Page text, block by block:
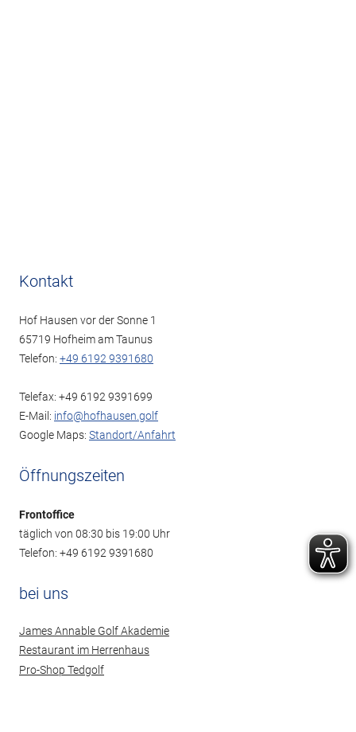
Kontakt
Hof Hausen vor der Sonne 1
65719 Hofheim am Taunus
Telefon: +49 6192 9391680
Telefax: +49 6192 9391699
E-Mail: info@hofhausen.golf
Google Maps: Standort/Anfahrt
Öffnungszeiten
Frontoffice
täglich von 08:30 bis 19:00 Uhr
Telefon: +49 6192 9391680
bei uns
James Annable Golf Akademie
Restaurant im Herrenhaus
Pro-Shop Tedgolf